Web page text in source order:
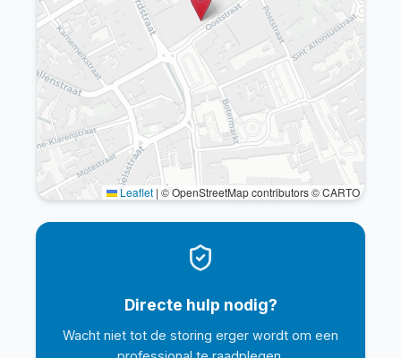
Leaflet | © OpenStreetMap contributors © CARTO
Directe hulp nodig?
Wacht niet tot de storing erger wordt om een